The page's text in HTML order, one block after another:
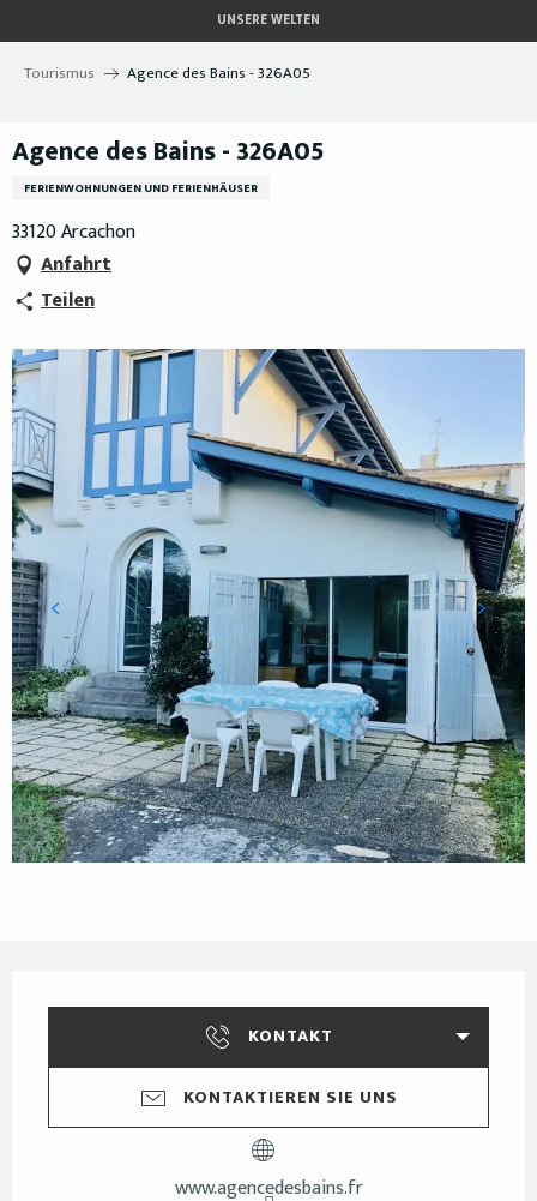
au
contenu
UNSERE WELTEN
Tourismus Agence des Bains - 326A05
Agence des Bains - 326A05
FERIENWOHNUNGEN UND FERIENHÄUSER
33120 Arcachon
Anfahrt
Teilen
KONTAKT
KONTAKTIEREN SIE UNS
www.agencedesbains.fr